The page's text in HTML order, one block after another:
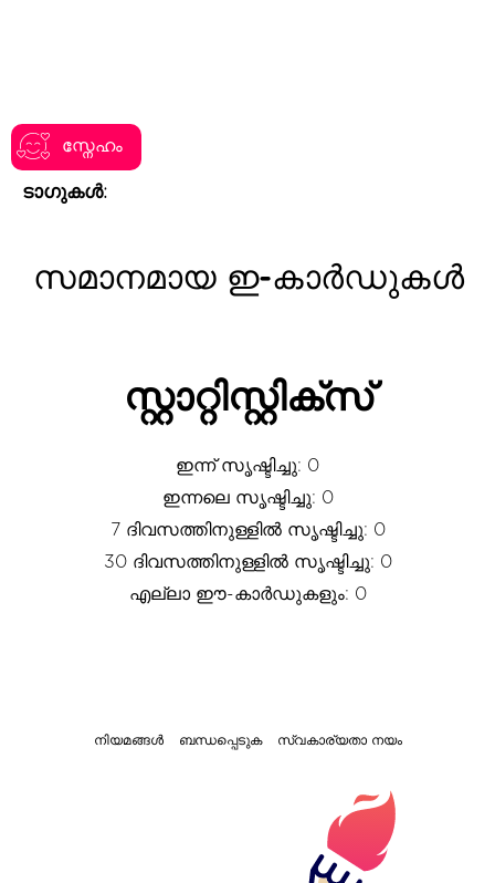
സ്നേഹം
ടാഗുകൾ:
സമാനമായ ഇ-കാർഡുകൾ
സ്റ്റാറ്റിസ്റ്റിക്സ്
ഇന്ന് സൃഷ്ടിച്ചു: 0
ഇന്നലെ സൃഷ്ടിച്ചു: 0
7 ദിവസത്തിനുള്ളിൽ സൃഷ്ടിച്ചു: 0
30 ദിവസത്തിനുള്ളിൽ സൃഷ്ടിച്ചു: 0
എല്ലാ ഈ-കാർഡുകളും: 0
നിയമങ്ങൾ ബന്ധപ്പെടുക സ്വകാര്യതാ നയം